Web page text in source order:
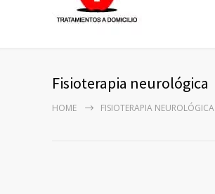
Fisioterapia neurológica
HOME FISIOTERAPIA NEUROLÓGICA